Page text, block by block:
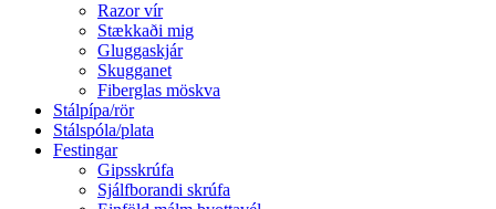
Razor vír
Stækkaði mig
Gluggaskjár
Skugganet
Fiberglas möskva
Stálpípa/rör
Stálspóla/plata
Festingar
Gipsskrúfa
Sjálfborandi skrúfa